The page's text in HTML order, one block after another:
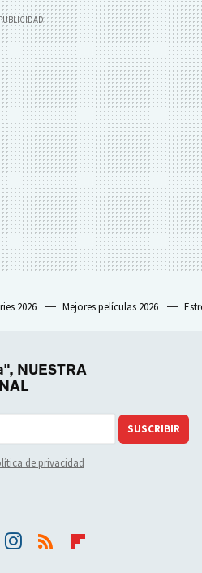
2026 Mejores películas 2026
NUESTRA
SUSCRIBIR
de privacidad